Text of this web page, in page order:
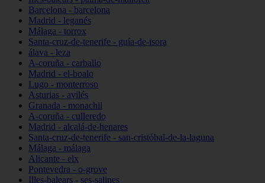
Barcelona - barcelona
Madrid - leganés
Málaga - torrox
Santa-cruz-de-tenerife - guía-de-isora
álava - leza
A-coruña - carballo
Madrid - el-boalo
Lugo - monterroso
Asturias - avilés
Granada - monachil
A-coruña - culleredo
Madrid - alcalá-de-henares
Santa-cruz-de-tenerife - san-cristóbal-de-la-laguna
Málaga - málaga
Alicante - elx
Pontevedra - o-grove
Illes-balears - ses-salines